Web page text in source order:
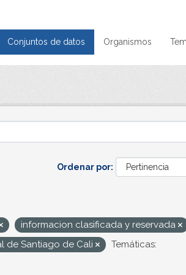
Conjuntos de datos Organismos
Ordenar por
informacion clasificada y reservada
de Santiago de Cali
Temáticas: